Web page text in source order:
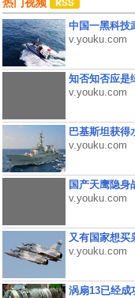
中国一黑科技
v.youku.com
知否知否应是
v.youku.com
巴基斯坦获得
v.youku.com
国产天鹰隐身
v.youku.com
又有国家想买
v.youku.com
涡扇13已经成